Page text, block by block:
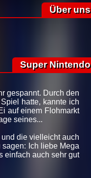
Über uns
Super Nintendo
gespannt. Durch den
hatte, kannte ich
auf einem Flohmarkt
seines...
die vielleicht auch
Ich liebe Mega
einfach auch sehr gut